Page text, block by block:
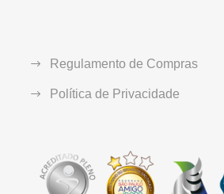
Regulamento de Compras
Política de Privacidade